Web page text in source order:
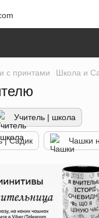
с принтами Школа и
Учитель | школа
| Cадик Чашки